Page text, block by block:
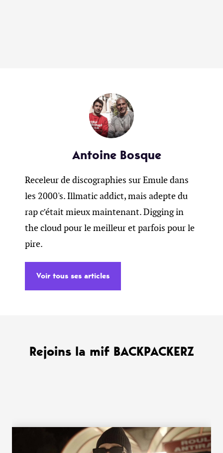
Antoine Bosque
Receleur de discographies sur Emule dans
les 2000's. Illmatic addict, mais adepte du
rap c’était mieux maintenant. Digging in
the cloud pour le meilleur et parfois pour le
pire.
Voir tous ses articles
Rejoins la mif BACKPACKERZ
WANT MORE ?